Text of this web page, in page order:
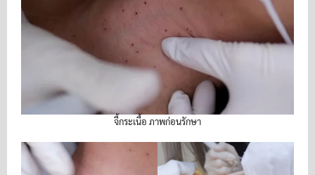
จี้กระเนื้อ ภาพก่อนรักษา